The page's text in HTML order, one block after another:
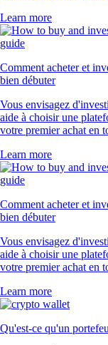
Learn more
Comment acheter et
bien débuter
Vous envisagez
aide à choisir une
votre premier achat en
Learn more
Comment acheter et
bien débuter
Vous envisagez
aide à choisir une
votre premier achat en
Learn more
Qu'est-ce qu'un